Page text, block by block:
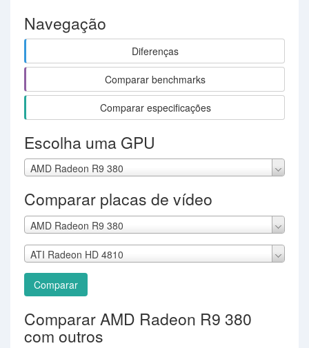
Navegação
Diferenças
Comparar benchmarks
Comparar especificações
Escolha uma GPU
AMD Radeon R9 380
Comparar placas de vídeo
AMD Radeon R9 380
ATI Radeon HD 4810
Comparar
Comparar AMD Radeon R9 380
com outros